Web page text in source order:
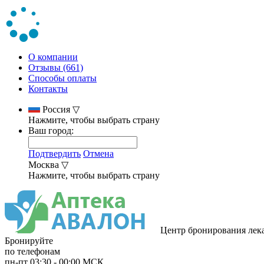
О компании
Отзывы (661)
Способы оплаты
Контакты
Россия ▽
Нажмите, чтобы выбрать страну
Ваш город:
Подтвердить Отмена
Москва ▽
Нажмите, чтобы выбрать страну
Центр бронирования
Бронируйте
по телефонам
пн-пт 03:30 - 00:00 МСК